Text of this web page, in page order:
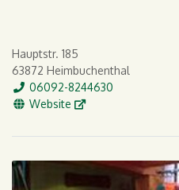
Hauptstr. 185
63872 Heimbuchenthal
Tel.
06092-8244630
WWW
Website